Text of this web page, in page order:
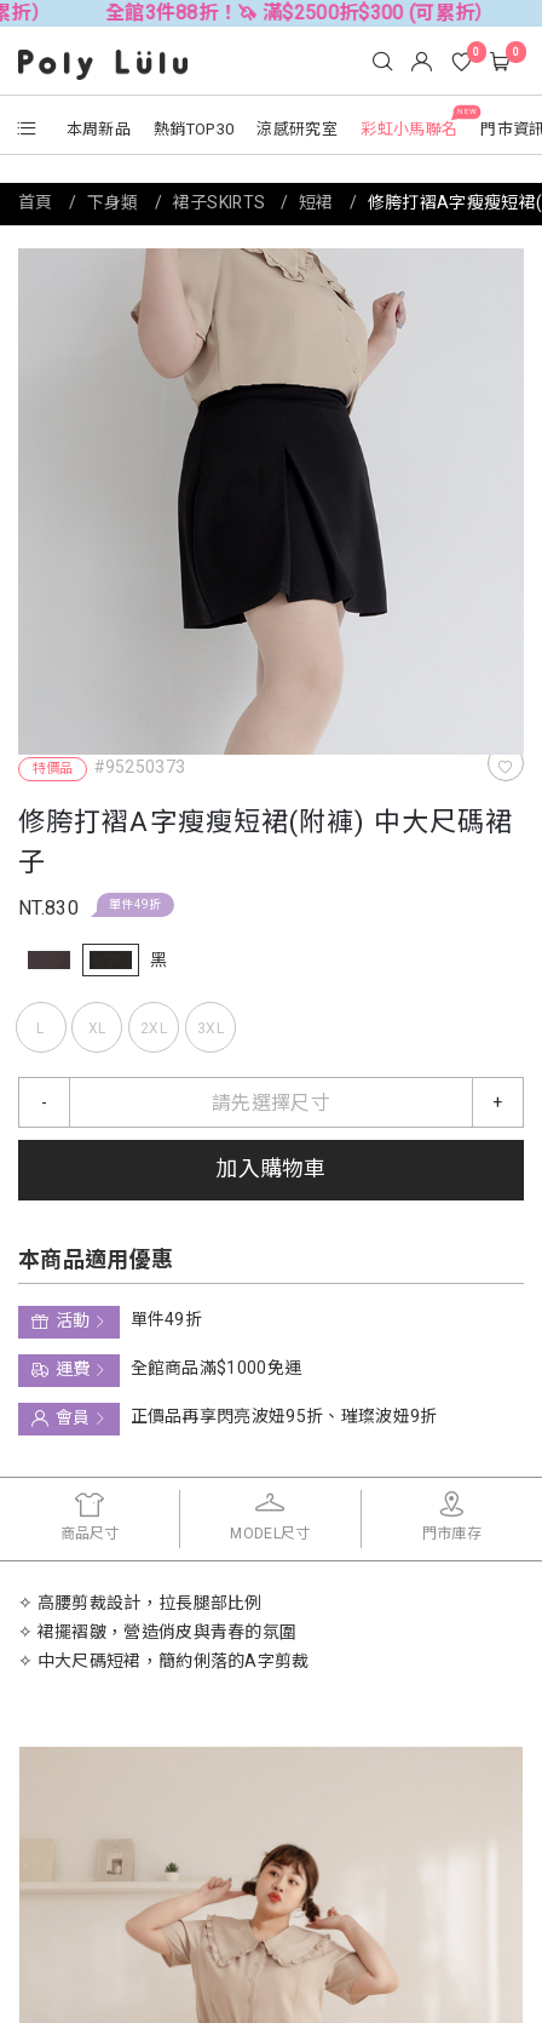
全館3件88折！🦄 滿$2500折$300 (可累折） 全館3
本周新品 熱銷TOP30 涼感研究室
NEW
彩虹小馬聯名 門市資
0 0
特價品 #95250373
修胯打褶A字瘦瘦短裙(附褲) 中大尺碼裙
子
NT.830 單件49折
黑
L XL 2XL 3XL
請先選擇尺寸
- +
加入購物車
本商品適用優惠
活動
單件49折
運費
全館商品滿$1000免運
會員
正價品再享閃亮波妞95折、璀璨波妞9折
商品尺寸 MODEL尺寸 門市庫存
✧ 高腰剪裁設計，拉長腿部比例
✧ 裙擺褶皺，營造俏皮與青春的氛圍
✧ 中大尺碼短裙，簡約俐落的A字剪裁
首頁 下身類 裙子SKIRTS 短裙 修胯打褶A字瘦瘦短